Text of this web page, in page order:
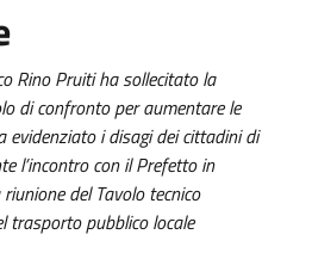
Rino Pruiti ha sollecitato la
di confronto per aumentare le
evidenziato i disagi dei cittadini di
l’incontro con il Prefetto in
del Tavolo tecnico
trasporto pubblico locale